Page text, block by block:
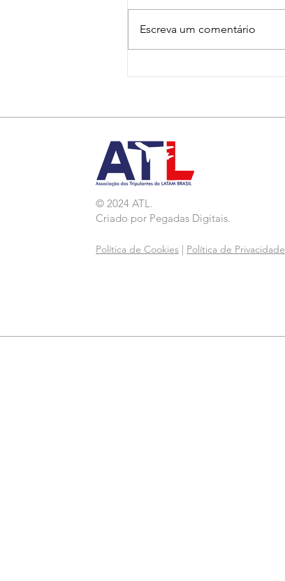
Escreva um comentário
© 2024 ATL.
Criado por Pegadas Digitais.
Política de Cookies Política de Privacidade